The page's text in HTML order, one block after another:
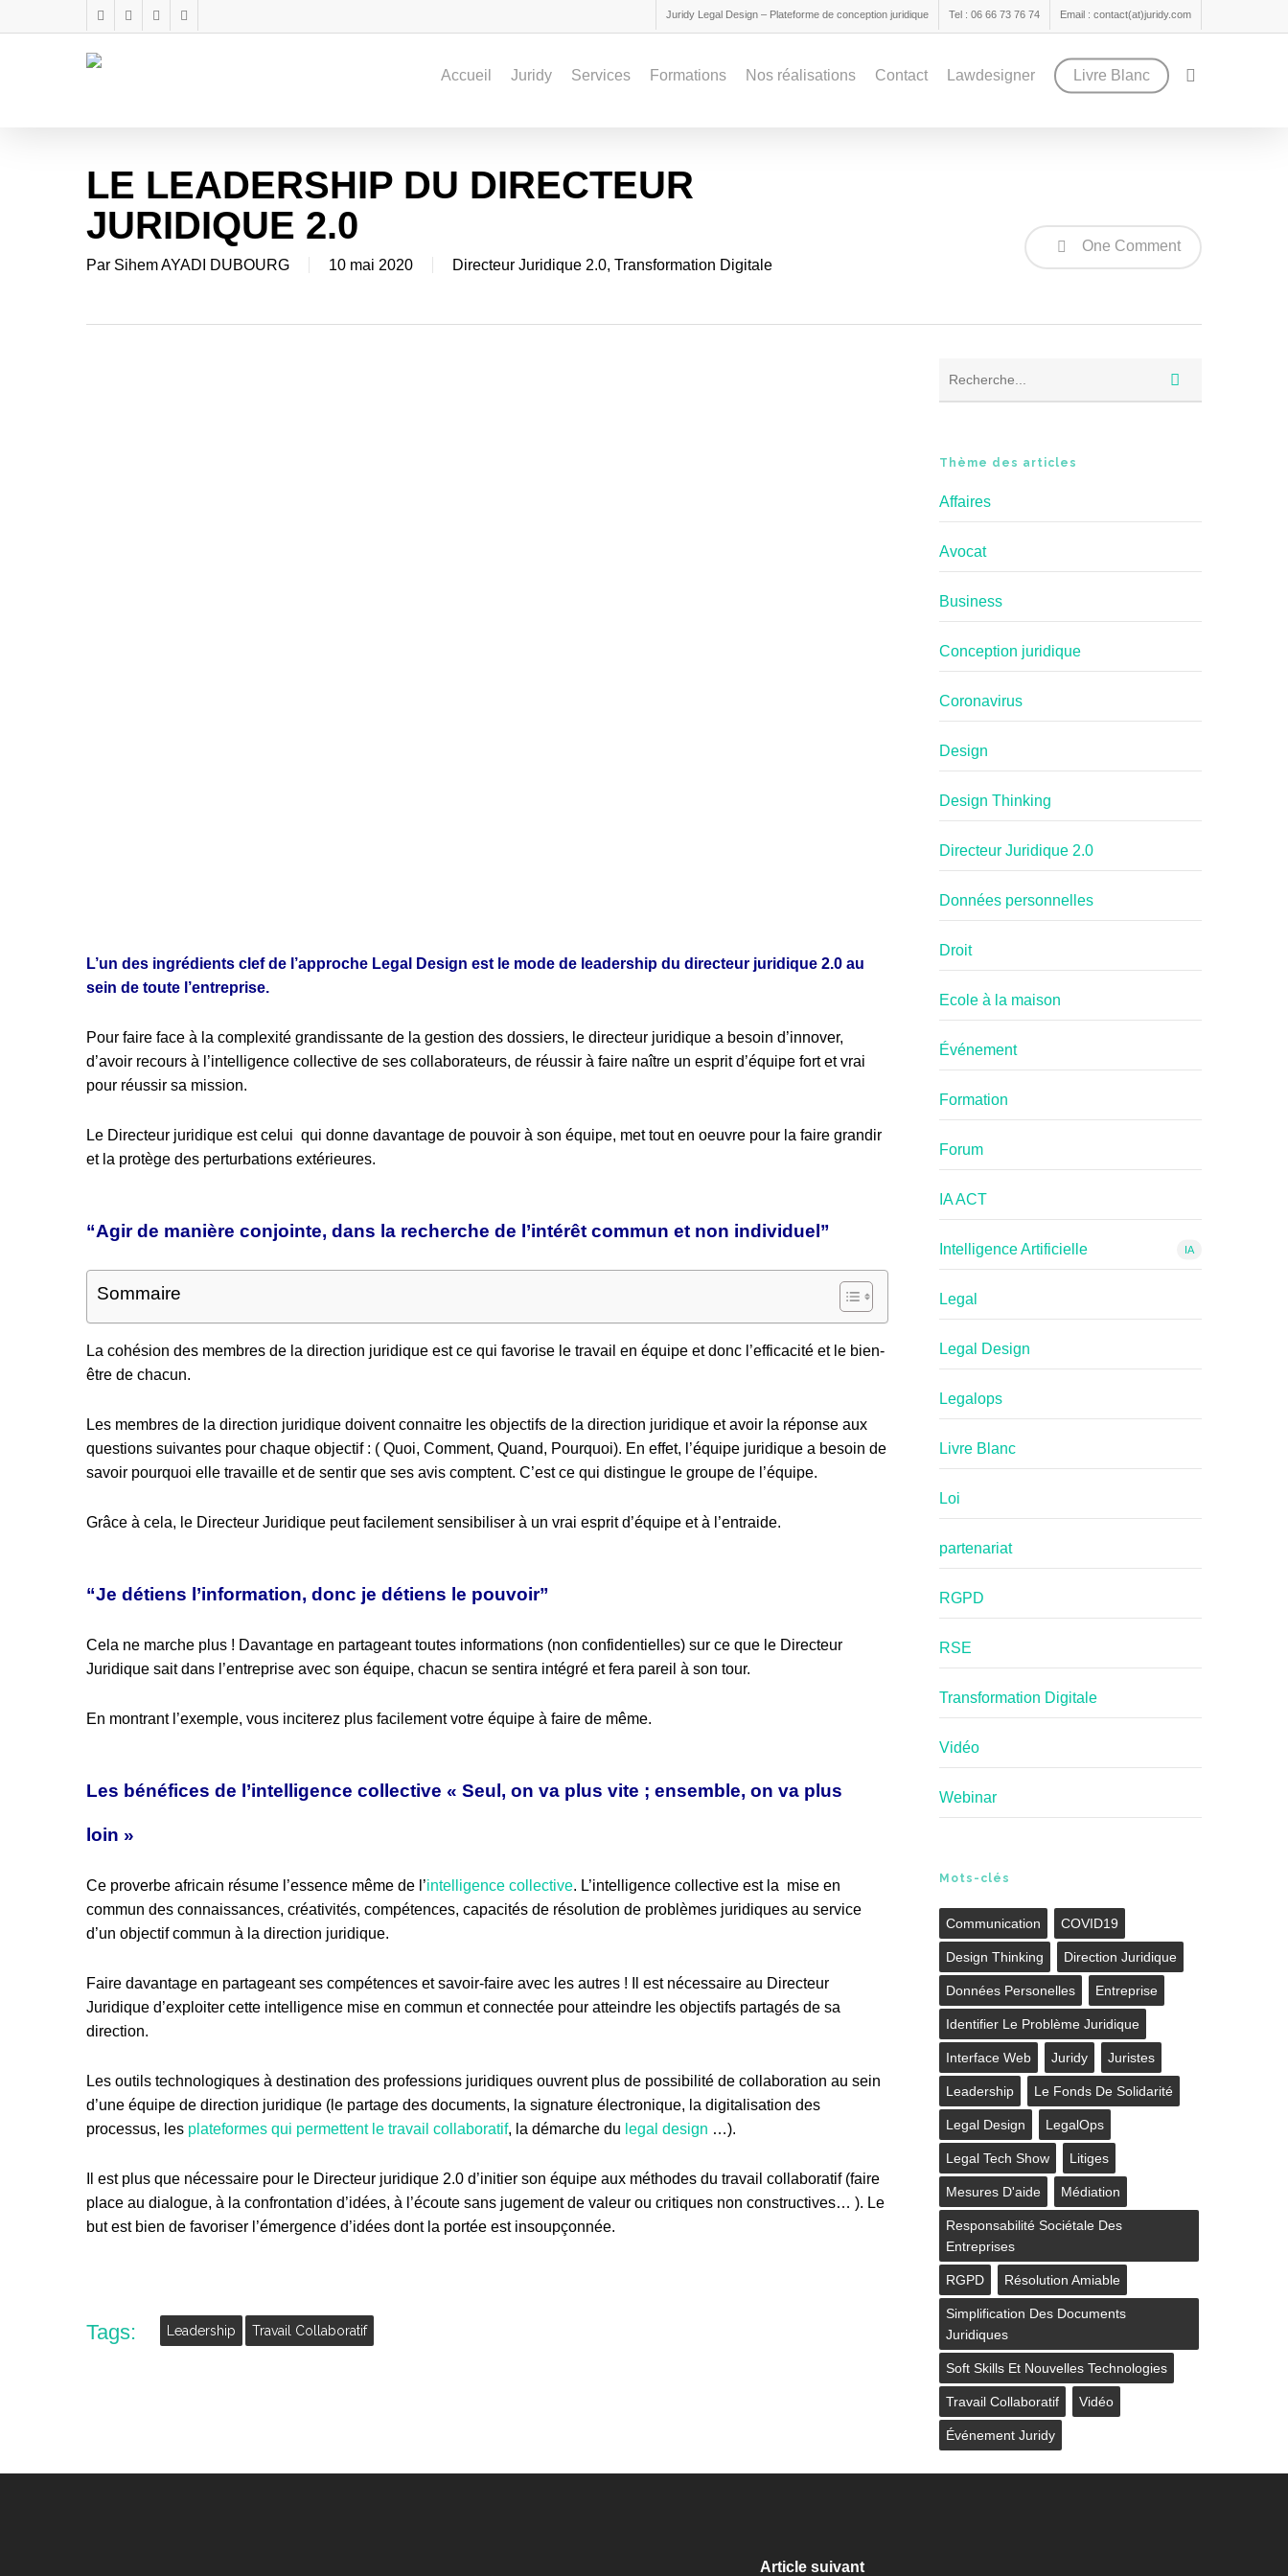
to
Juridy Legal Design – Plateforme de conception juridique Tel : 06 66 73 76 74 Email : contact(at)juridy.com
Accueil Juridy Services Formations Nos réalisations Contact Lawdesigner Livre Blanc
LE LEADERSHIP DU DIRECTEUR
JURIDIQUE 2.0
Par Sihem AYADI DUBOURG 10 mai 2020 Directeur Juridique 2.0, Transformation Digitale
One Comment
L’un des ingrédients clef de l’approche Legal Design est le mode de leadership du directeur juridique 2.0 au
sein de toute l’entreprise.
Pour faire face à la complexité grandissante de la gestion des dossiers, le directeur juridique a besoin d’innover,
d’avoir recours à l’intelligence collective de ses collaborateurs, de réussir à faire naître un esprit d’équipe fort et vrai
pour réussir sa mission.
Le Directeur juridique est celui qui donne davantage de pouvoir à son équipe, met tout en oeuvre pour la faire grandir
et la protège des perturbations extérieures.
“Agir de manière conjointe, dans la recherche de l’intérêt commun et non individuel”
Sommaire
La cohésion des membres de la direction juridique est ce qui favorise le travail en équipe et donc l’efficacité et le bien-
être de chacun.
Les membres de la direction juridique doivent connaitre les objectifs de la direction juridique et avoir la réponse aux
questions suivantes pour chaque objectif : ( Quoi, Comment, Quand, Pourquoi). En effet, l’équipe juridique a besoin de
savoir pourquoi elle travaille et de sentir que ses avis comptent. C’est ce qui distingue le groupe de l’équipe.
Grâce à cela, le Directeur Juridique peut facilement sensibiliser à un vrai esprit d’équipe et à l’entraide.
“Je détiens l’information, donc je détiens le pouvoir”
Cela ne marche plus ! Davantage en partageant toutes informations (non confidentielles) sur ce que le Directeur
Juridique sait dans l’entreprise avec son équipe, chacun se sentira intégré et fera pareil à son tour.
En montrant l’exemple, vous inciterez plus facilement votre équipe à faire de même.
Les bénéfices de l’intelligence collective « Seul, on va plus vite ; ensemble, on va plus
loin »
Ce proverbe africain résume l’essence même de l’intelligence collective. L’intelligence collective est la mise en
commun des connaissances, créativités, compétences, capacités de résolution de problèmes juridiques au service
d’un objectif commun à la direction juridique.
Faire davantage en partageant ses compétences et savoir-faire avec les autres ! Il est nécessaire au Directeur
Juridique d’exploiter cette intelligence mise en commun et connectée pour atteindre les objectifs partagés de sa
direction.
Les outils technologiques à destination des professions juridiques ouvrent plus de possibilité de collaboration au sein
d’une équipe de direction juridique (le partage des documents, la signature électronique, la digitalisation des
processus, les plateformes qui permettent le travail collaboratif, la démarche du legal design …).
Il est plus que nécessaire pour le Directeur juridique 2.0 d’initier son équipe aux méthodes du travail collaboratif (faire
place au dialogue, à la confrontation d’idées, à l’écoute sans jugement de valeur ou critiques non constructives… ). Le
but est bien de favoriser l’émergence d’idées dont la portée est insoupçonnée.
Tags: Leadership Travail Collaboratif
Thème des articles
Affaires
Avocat
Business
Conception juridique
Coronavirus
Design
Design Thinking
Directeur Juridique 2.0
Données personnelles
Droit
Ecole à la maison
Événement
Formation
Forum
IA ACT
Intelligence Artificielle IA
Legal
Legal Design
Legalops
Livre Blanc
Loi
partenariat
RGPD
RSE
Transformation Digitale
Vidéo
Webinar
Mots-clés
Communication COVID19
Design Thinking Direction Juridique
Données Personelles Entreprise
Identifier Le Problème Juridique
Interface Web Juridy Juristes
Leadership Le Fonds De Solidarité
Legal Design LegalOps
Legal Tech Show Litiges
Mesures D'aide Médiation
Responsabilité Sociétale Des
Entreprises
RGPD Résolution Amiable
Simplification Des Documents
Juridiques
Soft Skills Et Nouvelles Technologies
Travail Collaboratif Vidéo
Événement Juridy
Article suivant